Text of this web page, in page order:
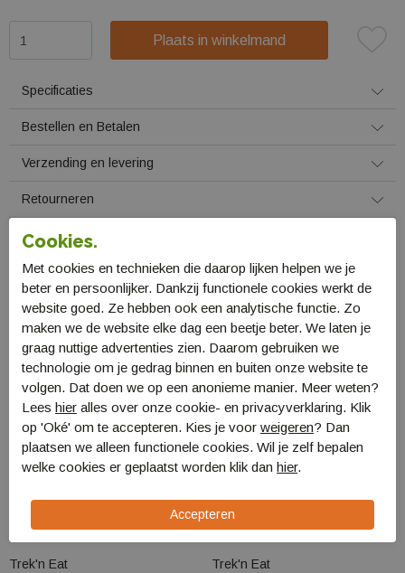
Plaats in winkelmand
Specificaties
Bestellen en Betalen
Verzending en levering
Retourneren
Gerelateerde producten
Trek'n Eat
Trek'n Eat
Cookies.
Met cookies en technieken die daarop lijken helpen we je
beter en persoonlijker. Dankzij functionele cookies werkt de
website goed. Ze hebben ook een analytische functie. Zo
maken we de website elke dag een beetje beter. We laten je
graag nuttige advertenties zien. Daarom gebruiken we
technologie om je gedrag binnen en buiten onze website te
volgen. Dat doen we op een anonieme manier. Meer weten?
Lees hier alles over onze cookie- en privacyverklaring. Klik
op 'Oké' om te accepteren. Kies je voor weigeren? Dan
plaatsen we alleen functionele cookies. Wil je zelf bepalen
welke cookies er geplaatst worden klik dan hier.